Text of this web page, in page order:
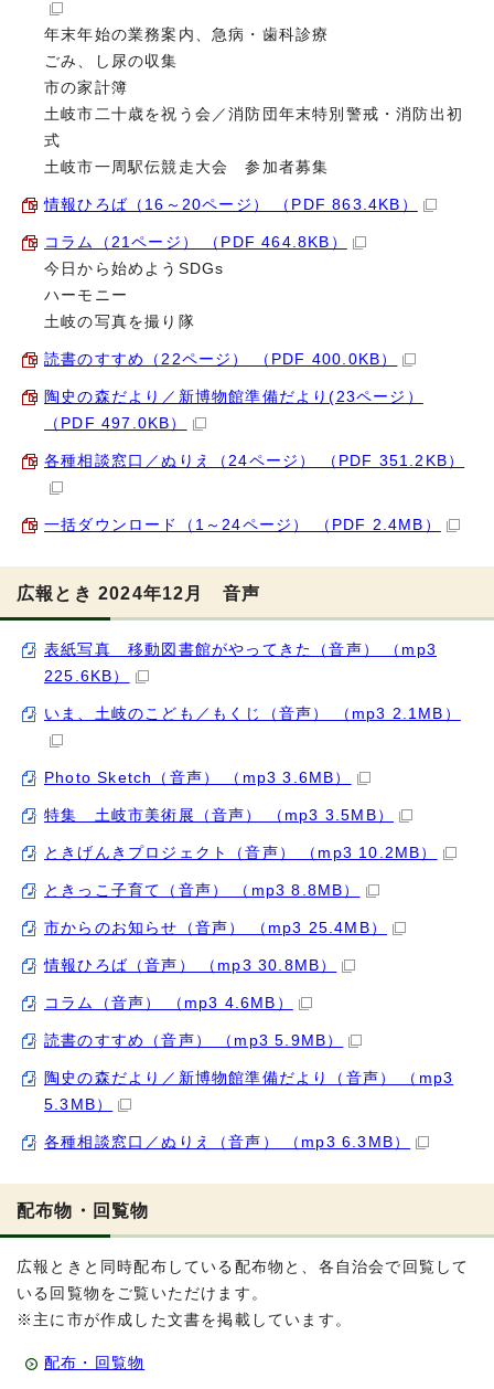
年末年始の業務案内、急病・歯科診療
ごみ、し尿の収集
市の家計簿
土岐市二十歳を祝う会／消防団年末特別警戒・消防出初
式
土岐市一周駅伝競走大会 参加者募集
情報ひろば（16～20ページ） （PDF 863.4KB）
コラム（21ページ） （PDF 464.8KB）
今日から始めようSDGs
ハーモニー
土岐の写真を撮り隊
読書のすすめ（22ページ） （PDF 400.0KB）
陶史の森だより／新博物館準備だより(23ページ）
（PDF 497.0KB）
各種相談窓口／ぬりえ（24ページ） （PDF 351.2KB）
一括ダウンロード（1～24ページ） （PDF 2.4MB）
広報とき 2024年12月 音声
表紙写真 移動図書館がやってきた（音声） （mp3
225.6KB）
いま、土岐のこども／もくじ（音声） （mp3 2.1MB）
Photo Sketch（音声） （mp3 3.6MB）
特集 土岐市美術展（音声） （mp3 3.5MB）
ときげんきプロジェクト（音声） （mp3 10.2MB）
ときっこ子育て（音声） （mp3 8.8MB）
市からのお知らせ（音声） （mp3 25.4MB）
情報ひろば（音声） （mp3 30.8MB）
コラム（音声） （mp3 4.6MB）
読書のすすめ（音声） （mp3 5.9MB）
陶史の森だより／新博物館準備だより（音声） （mp3
5.3MB）
各種相談窓口／ぬりえ（音声） （mp3 6.3MB）
配布物・回覧物
広報ときと同時配布している配布物と、各自治会で回覧して
いる回覧物をご覧いただけます。
※主に市が作成した文書を掲載しています。
配布・回覧物